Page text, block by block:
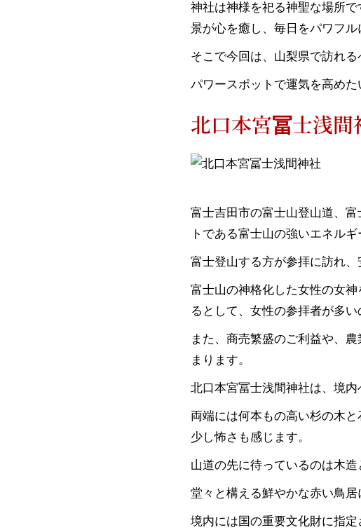
神社は神様を祀る神聖な場所
景が心を癒し、毎日をパワフル
そこで今回は、山梨県で訪れ
パワースポットで運気を高めた
北口本宮冨士浅
富士吉田市の富士山登山道、
トである富士山の強いエネルギ
富士登山する方が参拝に訪れ、
富士山の神格化した女性の女
るとして、女性の参拝者が多い
また、商売繁盛のご利益や、
まります。
北口本宮冨士浅間神社は、境
両端には何本もの高い杉の木
少し怖さも感じます。
山道の先に待っているのは木造
堂々と構える鮮やかな赤い鳥居
境内には国の重要文化財に指定